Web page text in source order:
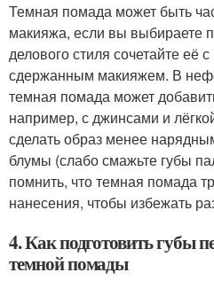
Темная помада может быть
макияжа, если вы выбираете
делового стиля сочетайте её
сдержанным макияжем. В
темная помада может
например, с джинсами и
сделать образ менее
блумы (слабо смажьте губы
помнить, что темная помада
нанесения, чтобы избежать
4. Как подготовить губы
темной помады